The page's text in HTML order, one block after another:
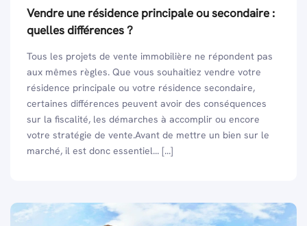
Vendre une résidence principale ou secondaire :
quelles différences ?
Tous les projets de vente immobilière ne répondent pas
aux mêmes règles. Que vous souhaitiez vendre votre
résidence principale ou votre résidence secondaire,
certaines différences peuvent avoir des conséquences
sur la fiscalité, les démarches à accomplir ou encore
votre stratégie de vente.Avant de mettre un bien sur le
marché, il est donc essentiel... [...]